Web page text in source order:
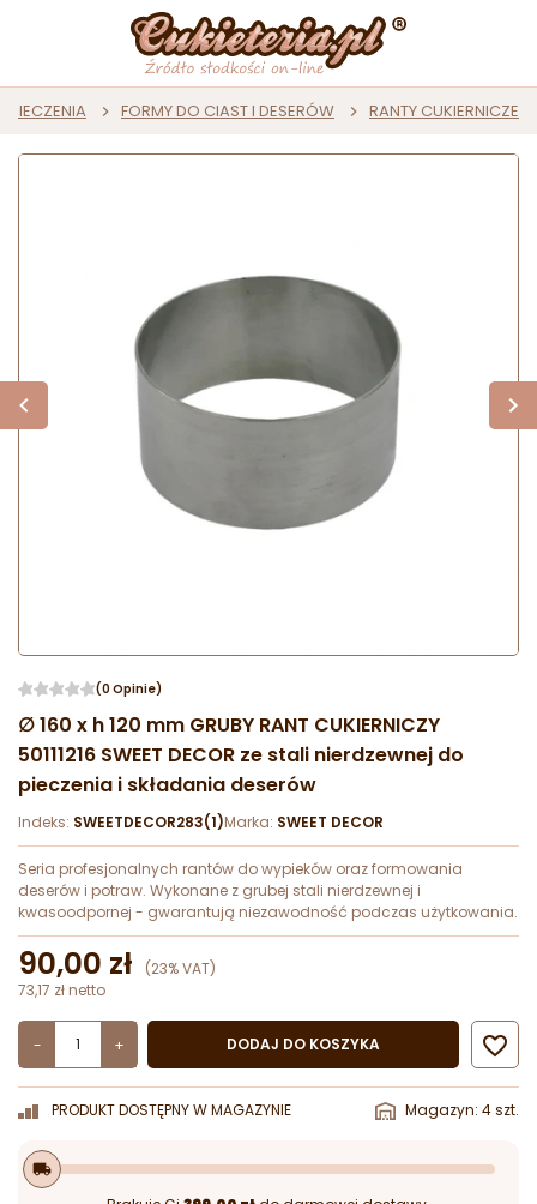
PIECZENIA FORMY DO CIAST I DESERÓW RANTY CUKIERNICZE
(0 Opinie)
∅ 160 x h 120 mm GRUBY RANT CUKIERNICZY
50111216 SWEET DECOR ze stali nierdzewnej do
pieczenia i składania deserów
Indeks: SWEETDECOR283(1)Marka: SWEET DECOR
Seria profesjonalnych rantów do wypieków oraz formowania
deserów i potraw. Wykonane z grubej stali nierdzewnej i
kwasoodpornej - gwarantują niezawodność podczas użytkowania.
90,00 zł
(23% VAT)
73,17 zł netto
- + DODAJ DO KOSZYKA 
PRODUKT DOSTĘPNY W MAGAZYNIE Magazyn: 4 szt.
local_shipping